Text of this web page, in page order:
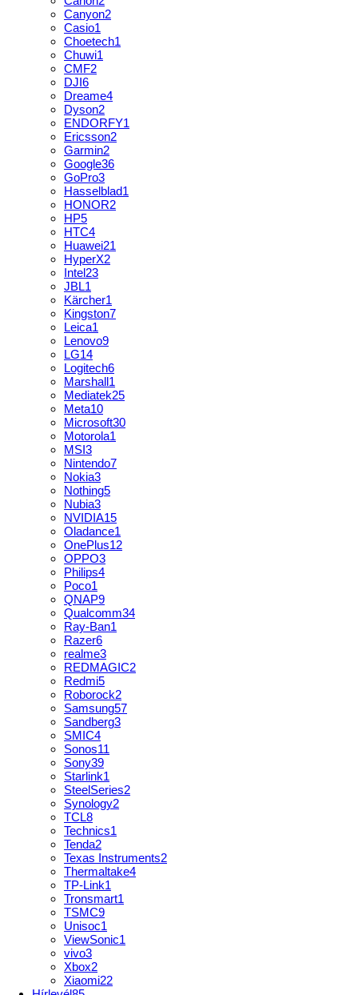
Canyon2
Casio1
Choetech1
Chuwi1
CMF2
DJI6
Dreame4
Dyson2
ENDORFY1
Ericsson2
Garmin2
Google36
GoPro3
Hasselblad1
HONOR2
HP5
HTC4
Huawei21
HyperX2
Intel23
JBL1
Kärcher1
Kingston7
Leica1
Lenovo9
LG14
Logitech6
Marshall1
Mediatek25
Meta10
Microsoft30
Motorola1
MSI3
Nintendo7
Nokia3
Nothing5
Nubia3
NVIDIA15
Oladance1
OnePlus12
OPPO3
Philips4
Poco1
QNAP9
Qualcomm34
Ray-Ban1
Razer6
realme3
REDMAGIC2
Redmi5
Roborock2
Samsung57
Sandberg3
SMIC4
Sonos11
Sony39
Starlink1
SteelSeries2
Synology2
TCL8
Technics1
Tenda2
Texas Instruments2
Thermaltake4
TP-Link1
Tronsmart1
TSMC9
Unisoc1
ViewSonic1
vivo3
Xbox2
Xiaomi22